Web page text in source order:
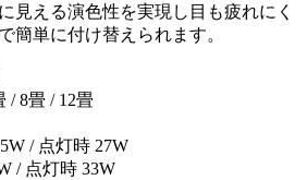
見える演色性を実現し目も疲れにく
簡単に付け替えられます。
/ 8畳 / 12畳
/ 点灯時 27W
/ 点灯時 33W